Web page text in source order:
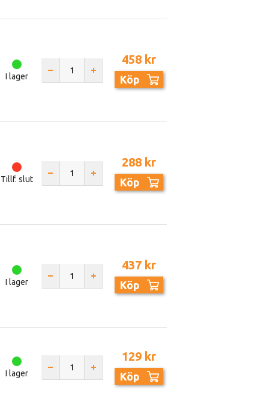
I lager
458 kr
Köp
Tillf. slut
288 kr
Köp
I lager
437 kr
Köp
I lager
129 kr
Köp